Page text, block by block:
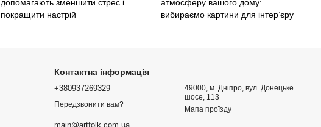
допомагають зменшити стрес і
покращити настрій
атмосферу вашого дому:
вибираємо картини для інтер’єру
Контактна інформація
+380937269329
Передзвонити вам?
main@artfolk.com.ua
49000, м. Дніпро, вул. Донецьке
шосе, 113
Мапа проїзду